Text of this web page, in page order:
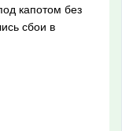
капотом без
сбои в